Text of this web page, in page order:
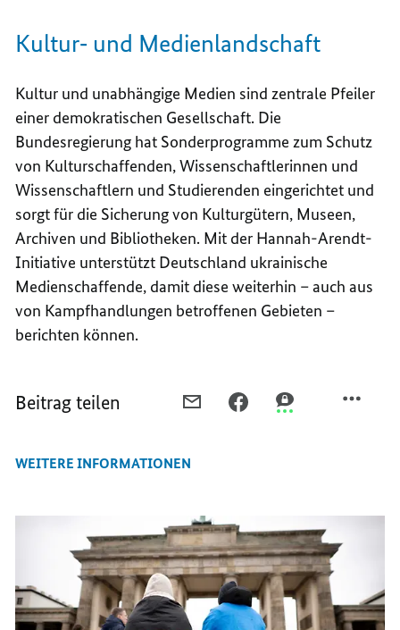
Kultur‑ und Medienlandschaft
Kultur und unabhängige Medien sind zentrale Pfeiler
einer demokratischen Gesellschaft. Die
Bundesregierung hat Sonderprogramme zum Schutz
von Kulturschaffenden, Wissenschaftlerinnen und
Wissenschaftlern und Studierenden eingerichtet und
sorgt für die Sicherung von Kulturgütern, Museen,
Archiven und Bibliotheken. Mit der Hannah-Arendt-
Initiative unterstützt Deutschland ukrainische
Medienschaffende, damit diese weiterhin – auch aus
von Kampfhandlungen betroffenen Gebieten –
berichten können.
Beitrag teilen
DEUTSCHLAND
DIE
UKRAINE
DIE
UKRAINE
DIE
UKRAINE
WEITERE INFORMATIONEN